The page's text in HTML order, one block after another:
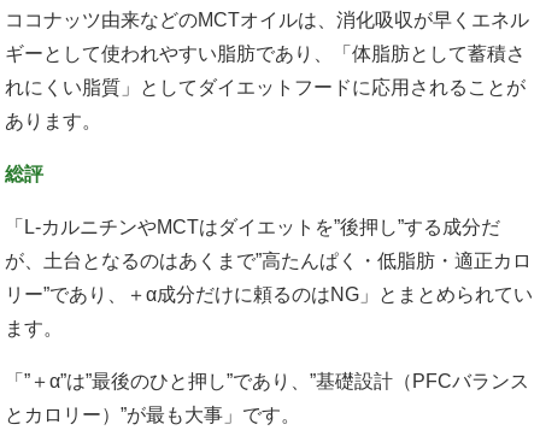
ココナッツ由来などのMCTオイルは、消化吸収が早くエネル
ギーとして使われやすい脂肪であり、「体脂肪として蓄積さ
れにくい脂質」としてダイエットフードに応用されることが
あります。
総評
「L-カルニチンやMCTはダイエットを”後押し”する成分だ
が、土台となるのはあくまで”高たんぱく・低脂肪・適正カロ
リー”であり、＋α成分だけに頼るのはNG」とまとめられてい
ます。
「”＋α”は”最後のひと押し”であり、”基礎設計（PFCバランス
とカロリー）”が最も大事」です。